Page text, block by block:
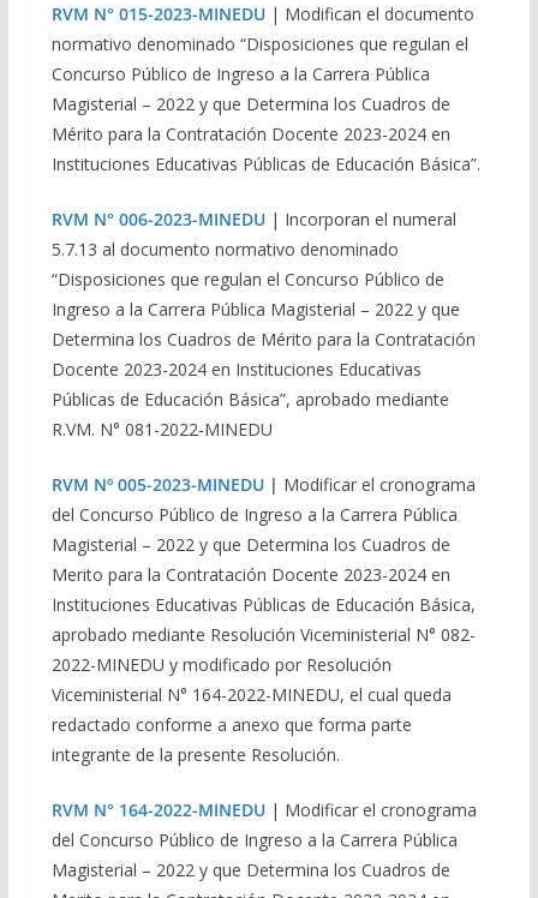
RVM N° 015-2023-MINEDU| Modifican el documento
normativo denominado “Disposiciones que regulan el
Concurso Público de Ingreso a la Carrera Pública
Magisterial – 2022 y que Determina los Cuadros de
Mérito para la Contratación Docente 2023-2024 en
Instituciones Educativas Públicas de Educación Básica”.
RVM N° 006-2023-MINEDU| Incorporan el numeral
5.7.13 al documento normativo denominado
“Disposiciones que regulan el Concurso Público de
Ingreso a la Carrera Pública Magisterial – 2022 y que
Determina los Cuadros de Mérito para la Contratación
Docente 2023-2024 en Instituciones Educativas
Públicas de Educación Básica”, aprobado mediante
R.VM. N° 081-2022-MINEDU
RVM Nº 005-2023-MINEDU| Modificar el cronograma
del Concurso Público de Ingreso a la Carrera Pública
Magisterial – 2022 y que Determina los Cuadros de
Merito para la Contratación Docente 2023-2024 en
Instituciones Educativas Públicas de Educación Básica,
aprobado mediante Resolución Viceministerial N° 082-
2022-MINEDU y modificado por Resolución
Viceministerial N° 164-2022-MINEDU, el cual queda
redactado conforme a anexo que forma parte
integrante de la presente Resolución.
RVM N° 164-2022-MINEDU| Modificar el cronograma
del Concurso Público de Ingreso a la Carrera Pública
Magisterial – 2022 y que Determina los Cuadros de